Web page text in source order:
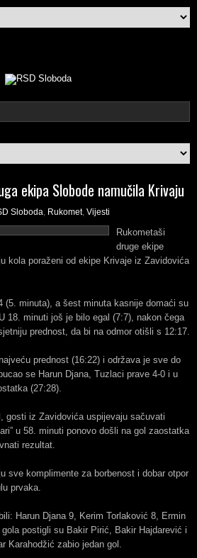
ekipa Slobode namučila Krivaju
Sloboda, Rukomet, Vijesti
Rukometaši
druge ekipe
kola poraženi od ekipe Krivaje iz Zavidovića
(5. minuta), a šest minuta kasnije domaći su
18. minuti još je bilo egal (7:7), nakon čega
prednost, da bi na odmor otišli s 12:17.
prednost (16:22) i održava je sve do
se Harun Djana, Tuzlaci prave 4-0 i u
(27:28).
gosti iz Zavidovića uspijevaju sačuvati
u 58. minuti ponovo došli na gol zaostatka
rezultat.
sve komplimente za borbenost i dobar otpor
prvaka.
Harun Djana 9, Kerim Torlaković 8, Ermin
postigli su Bakir Pirić, Bakir Hajdarević i
Karahodžić zabio jedan gol.